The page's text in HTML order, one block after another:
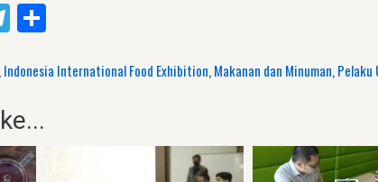
Telegram
,Indonesia International Food Exhibition,Makanan dan Minuman,Pelaku